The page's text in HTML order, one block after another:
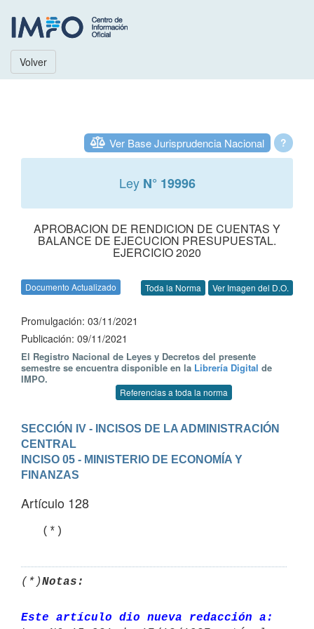
Volver
?
Ver Base Jurisprudencia Nacional
Ley N° 19996
APROBACION DE RENDICION DE CUENTAS Y
BALANCE DE EJECUCION PRESUPUESTAL.
EJERCICIO 2020
Documento Actualizado Toda la Norma Ver Imagen del D.O.
Promulgación: 03/11/2021
Publicación: 09/11/2021
El Registro Nacional de Leyes y Decretos del presente
semestre se encuentra disponible en la Librería Digital de
IMPO.
Referencias a toda la norma
SECCIÓN IV - INCISOS DE LA ADMINISTRACIÓN
CENTRAL
INCISO 05 - MINISTERIO DE ECONOMÍA Y
FINANZAS
Artículo 128
   (*)
(*)Notas:
Este artículo dio nueva redacción a: